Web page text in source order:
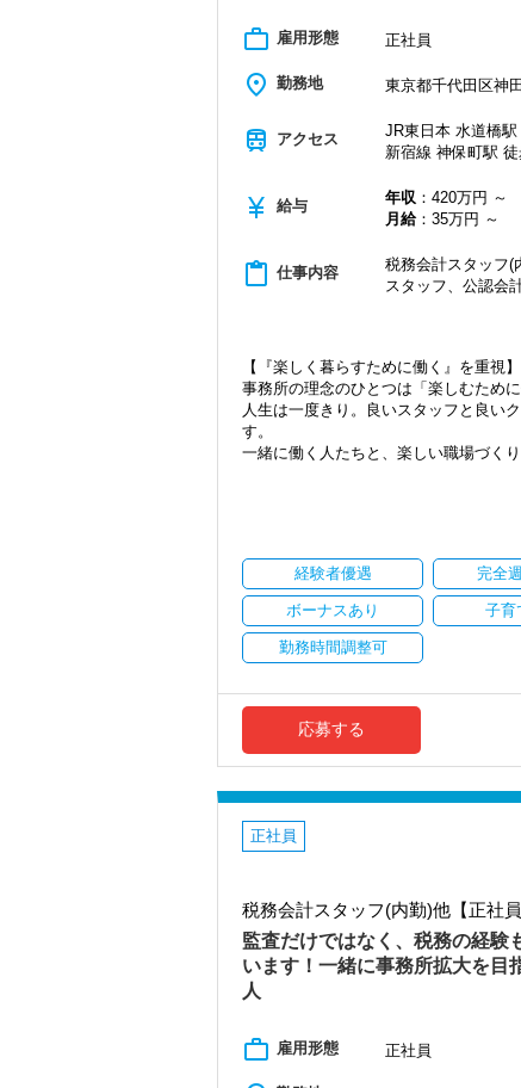
チームワークを大切にできる方でした
【求職者へのメッセージ】
「顧客の最重要パートナーとして、と
そのために「クライアントファースト
どこよりも一歩進んだサービスを提供
自分の成長は、付加価値の高いサービ
お客様をメインとしつつも、自分を含
ひご応募下さい。
もちろん、freeeに触ったことがない
い！
◉ やりがいのない仕事を極力減らし、
ゼロベースは、AIの活用はもちろん
んでもらえるサービスとなるか』『ど
す。
やりがいが感じにくい仕事は、スタ
そしてスタッフ皆さんのスキルアップ
◉ 残業時間は月間20時間未満！
ゼロベースは、残業時間が少ない事務
ゼロベースの最寄駅は『水道橋駅』
また、九段下駅や神保町駅も徒歩7分
水道橋が最寄駅なこともあって、ラ
◉ 月に1度のランチ会！
ゼロベースでは月1回、みんなでラン
◉ 充実の社内研修制度！
ゼロベースでは、社内研修制度を用
『頑張る人には頑張れる環境の準備
◉ 人事評価制度の導入！
正社員でもアルバイトでも『同一の仕
スタッフの努力が評価に反映し、しっ
また、一定の資格を保有される方に
ゼロベースでは、1つのお客様に2名
もちろん、休暇のためだけではなく、
「休みの日に急なお願いがお客様か
◉ freee福利厚生でスマホがあればカフ
ゼロベースでは、スタッフの方々が日
いつでもどこでも特別価格で映画の
【お任せする業務内容】
ご担当いただく業務や顧問先数は、希
制などのサポートなどができ、経営者
また、弊社代表が公認会計士でもある
work_outline 雇用形態 正社員
place 勤務地 東京都千代田区神
train アクセス
JR東日本 水道橋
新宿線 神保町駅
currency_yen 給与 年収 ：420万円 ～
月給：35万円 ～
content_paste 仕事内容
税務会計スタッフ(
スタッフ、公認会
【『楽しく暮らすために働く』を重視】
事務所の理念のひとつは「楽しむために
人生は一度きり。良いスタッフと良い
す。
一緒に働く人たちと、楽しい職場づく
楽しく暮らすためには、仕事を通して
その時は、ゼロベースのメンバーと一
僕たちの事務所は、困った人を助け合
実際に入社した社員からは、「困難な
たことや、「単に記帳代行や税務申告
【税理士法人ゼロベースの3つの特徴】
◉ お客様やスタッフ同士の対話を大切に
ゼロベースは、資料やデータのやりと
職場ではチャットワークを使用し、
◉ 会計ソフトはfreee会計に特化し、場
ろんセキュリティの上で）。
スキマ時間での勤務も大歓迎です！今
うなイメージで柔軟な勤務体系になっ
なお、在宅ワークは一定の条件の下
い！
経験者優遇 完全
ボーナスあり 子育
勤務時間調整可
応募する
正社員
税務会計スタッフ(内勤)他【正社
監査だけではなく、税務の経験
います！一緒に事務所拡大を目
人
work_outline 雇用形態 正社員